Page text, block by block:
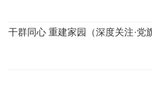
干群同心 重建家园（深度关注·党